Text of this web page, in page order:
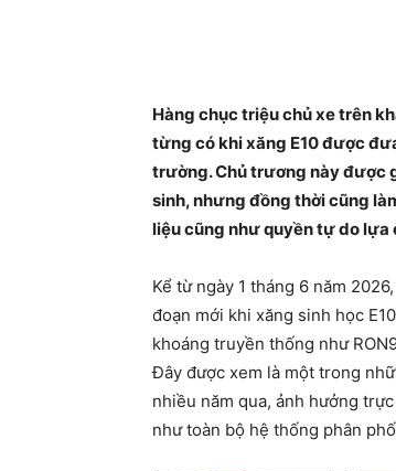
Hàng chục triệu chủ xe trên
từng có khi xăng E10 được
trường. Chủ trương này được
sinh, nhưng đồng thời cũng
liệu cũng như quyền tự do
Kể từ ngày 1 tháng 6 năm
đoạn mới khi xăng sinh học
khoáng truyền thống như
Đây được xem là một trong
nhiều năm qua, ảnh hưởng
như toàn bộ hệ thống phân